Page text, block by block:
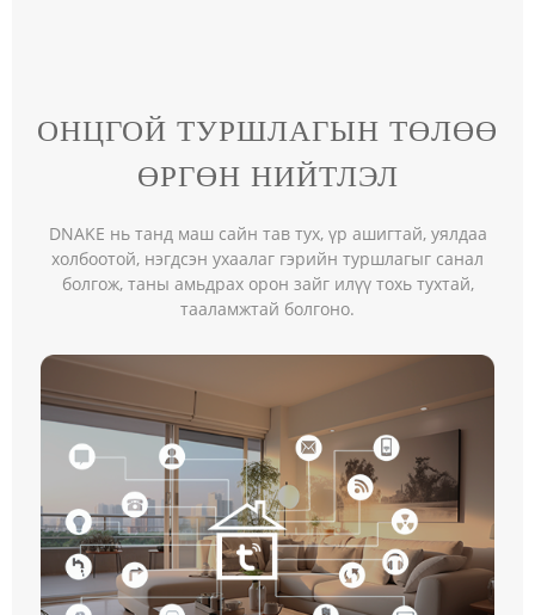
ОНЦГОЙ ТУРШЛАГЫН ТӨЛӨӨ
ӨРГӨН НИЙТЛЭЛ
DNAKE нь танд маш сайн тав тух, үр ашигтай, уялдаа
холбоотой, нэгдсэн ухаалаг гэрийн туршлагыг санал
болгож, таны амьдрах орон зайг илүү тохь тухтай,
тааламжтай болгоно.